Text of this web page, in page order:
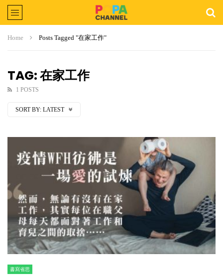
Home Posts Tagged "在家工作"
TAG: 在家工作
1 POSTS
SORT BY: LATEST
書寫省思